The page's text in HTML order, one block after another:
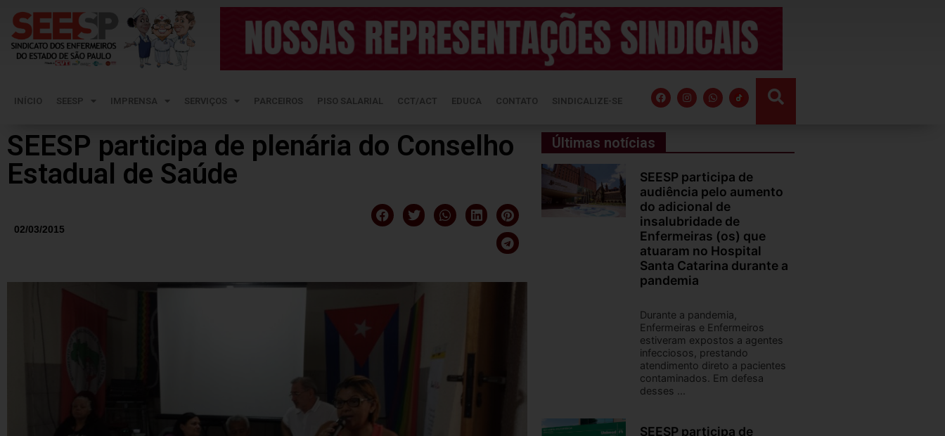
INÍCIO SEESP IMPRENSA SERVIÇOS PARCEIROS PISO SALARIAL CCT/ACT EDUCA CONTATO SINDICALIZE-SE
SEESP participa de plenária do Conselho
Estadual de Saúde
02/03/2015
Últimas notícias
SEESP participa de
audiência pelo aumento
do adicional de
insalubridade de
Enfermeiras (os) que
atuaram no Hospital
Santa Catarina durante a
pandemia
Durante a pandemia,
Enfermeiras e Enfermeiros
estiveram expostos a agentes
infecciosos, prestando
atendimento direto a pacientes
contaminados. Em defesa
desses ...
SEESP participa de